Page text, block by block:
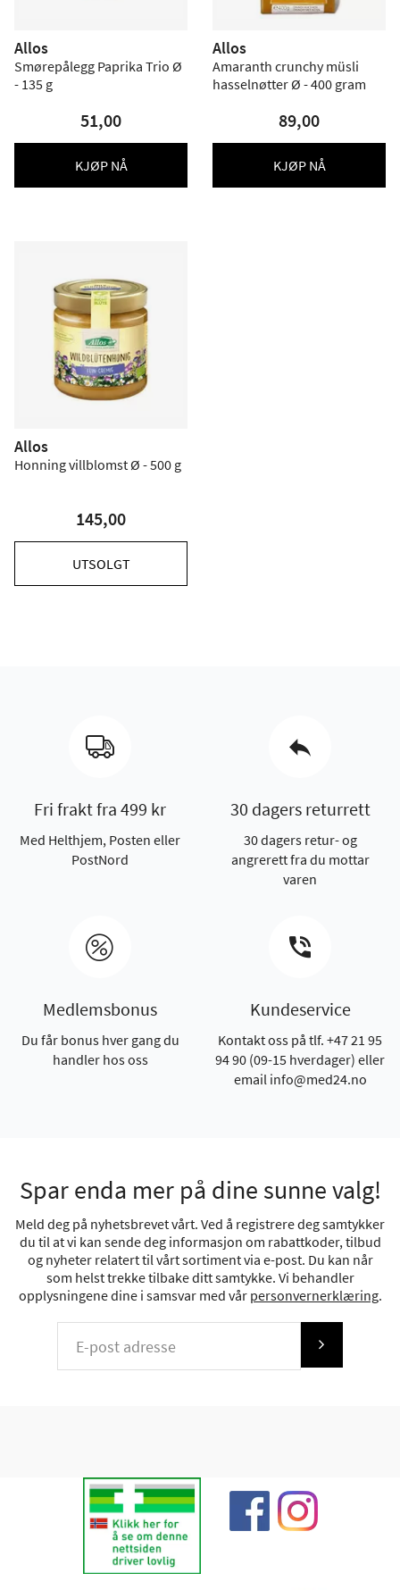
Allos
Smørepålegg Paprika Trio Ø
- 135 g
51,00
KJØP NÅ
Allos
Amaranth crunchy müsli
hasselnøtter Ø - 400 gram
89,00
KJØP NÅ
Allos
Honning villblomst Ø - 500 g
145,00
UTSOLGT
Fri frakt fra 499 kr
Med Helthjem, Posten eller
PostNord
30 dagers returrett
30 dagers retur- og
angrerett fra du mottar
varen
Medlemsbonus
Du får bonus hver gang du
handler hos oss
Kundeservice
Kontakt oss på tlf. +47 21 95
94 90 (09-15 hverdager) eller
email info@med24.no
Spar enda mer på dine sunne valg!
Meld deg på nyhetsbrevet vårt. Ved å registrere deg samtykker
du til at vi kan sende deg informasjon om rabattkoder, tilbud
og nyheter relatert til vårt sortiment via e-post. Du kan når
som helst trekke tilbake ditt samtykke. Vi behandler
opplysningene dine i samsvar med vår personvernerklæring.